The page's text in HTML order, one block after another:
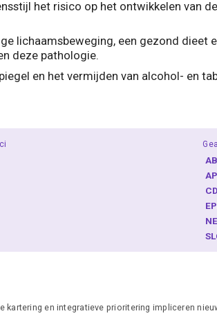
het risico op het ontwikkelen van
lichaamsbeweging, een gezond dieet
deze pathologie.
en het vermijden van alcohol- en
kartering en integratieve prioritering impliceren